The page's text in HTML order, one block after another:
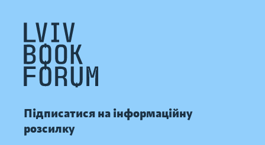
Підписатися на інформаційну
розсилку